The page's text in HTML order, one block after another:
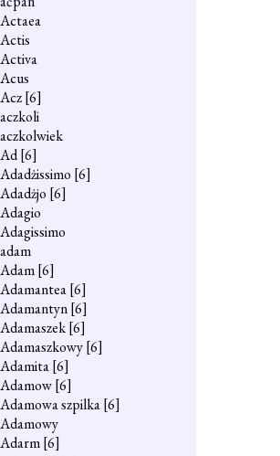
Actaea
Actis
Activa
Acus
Acz[6]
aczkoli
aczkolwiek
Ad[6]
Adadżissimo [6]
Adadżjo [6]
Adagio
Adagissimo
adam
Adam[6]
Adamantea[6]
Adamantyn[6]
Adamaszek[6]
Adamaszkowy[6]
Adamita[6]
Adamow[6]
Adamowa szpilka[6]
Adamowy
Adarm[6]